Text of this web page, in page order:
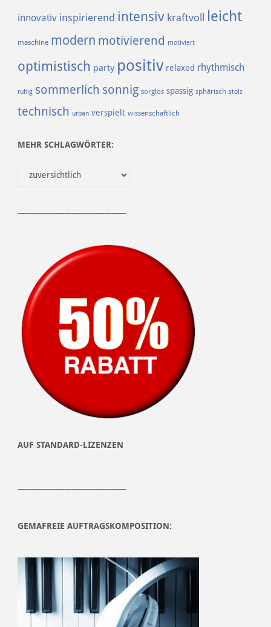
innovativ inspirierend intensiv kraftvoll leicht
maschine modern motivierend motiviert
optimistisch party positiv relaxed rhythmisch
ruhig sommerlich sonnig sorglos spassig sphärisch stolz
technisch urban verspielt wissenschaftlich
MEHR SCHLAGWÖRTER:
AUF STANDARD-LIZENZEN
GEMAFREIE AUFTRAGSKOMPOSITION: